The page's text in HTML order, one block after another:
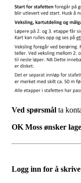
Ved spørsmål ta
OK Moss ønsker
Logg inn for å